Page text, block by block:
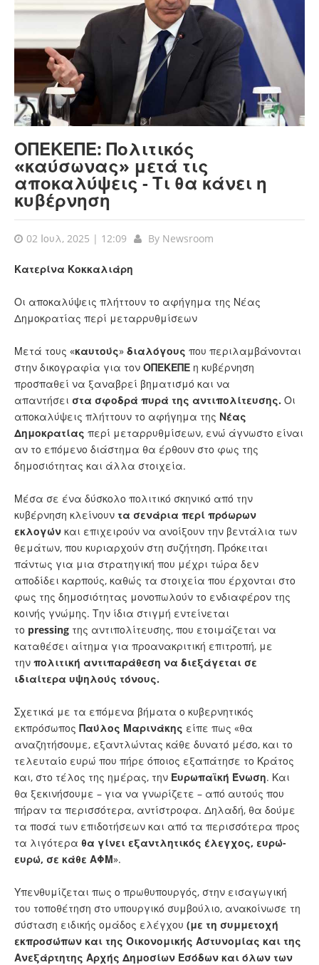
ΟΠΕΚΕΠΕ: Πολιτικός
«καύσωνας» μετά τις
αποκαλύψεις - Τι θα κάνει η
κυβέρνηση
02 Ιουλ, 2025 | 12:09 By Newsroom
Κατερίνα Κοκκαλιάρη
Οι αποκαλύψεις πλήττουν το αφήγημα της Νέας
Δημοκρατίας περί μεταρρυθμίσεων
Μετά τους «καυτούς» διαλόγους που περιλαμβάνονται
στην δικογραφία για τον ΟΠΕΚΕΠΕ η κυβέρνηση
προσπαθεί να ξαναβρεί βηματισμό και να
απαντήσει στα σφοδρά πυρά της αντιπολίτευσης. Οι
αποκαλύψεις πλήττουν το αφήγημα της Νέας
Δημοκρατίας περί μεταρρυθμίσεων, ενώ άγνωστο είναι
αν το επόμενο διάστημα θα έρθουν στο φως της
δημοσιότητας και άλλα στοιχεία.
Μέσα σε ένα δύσκολο πολιτικό σκηνικό από την
κυβέρνηση κλείνουν τα σενάρια περί πρόωρων
εκλογών και επιχειρούν να ανοίξουν την βεντάλια των
θεμάτων, που κυριαρχούν στη συζήτηση. Πρόκειται
πάντως για μια στρατηγική που μέχρι τώρα δεν
αποδίδει καρπούς, καθώς τα στοιχεία που έρχονται στο
φως της δημοσιότητας μονοπωλούν το ενδιαφέρον της
κοινής γνώμης. Την ίδια στιγμή εντείνεται
το pressing της αντιπολίτευσης, που ετοιμάζεται να
καταθέσει αίτημα για προανακριτική επιτροπή, με
την πολιτική αντιπαράθεση να διεξάγεται σε
ιδιαίτερα υψηλούς τόνους.
Σχετικά με τα επόμενα βήματα ο κυβερνητικός
εκπρόσωπος Παύλος Μαρινάκης είπε πως «θα
αναζητήσουμε, εξαντλώντας κάθε δυνατό μέσο, και το
τελευταίο ευρώ που πήρε όποιος εξαπάτησε το Κράτος
και, στο τέλος της ημέρας, την Ευρωπαϊκή Ένωση. Και
θα ξεκινήσουμε – για να γνωρίζετε – από αυτούς που
πήραν τα περισσότερα, αντίστροφα. Δηλαδή, θα δούμε
τα ποσά των επιδοτήσεων και από τα περισσότερα προς
τα λιγότερα θα γίνει εξαντλητικός έλεγχος, ευρώ-
ευρώ, σε κάθε ΑΦΜ».
Υπενθυμίζεται πως ο πρωθυπουργός, στην εισαγωγική
του τοποθέτηση στο υπουργικό συμβούλιο, ανακοίνωσε τη
σύσταση ειδικής ομάδος ελέγχου (με τη συμμετοχή
εκπροσώπων και της Οικονομικής Αστυνομίας και της
Ανεξάρτητης Αρχής Δημοσίων Εσόδων και όλων των